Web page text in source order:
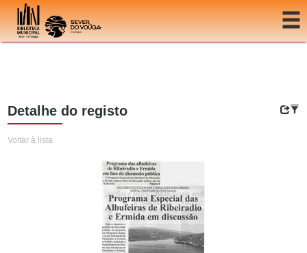
Ir para o conteúdo
Detalhe do registo
Voltar à lista